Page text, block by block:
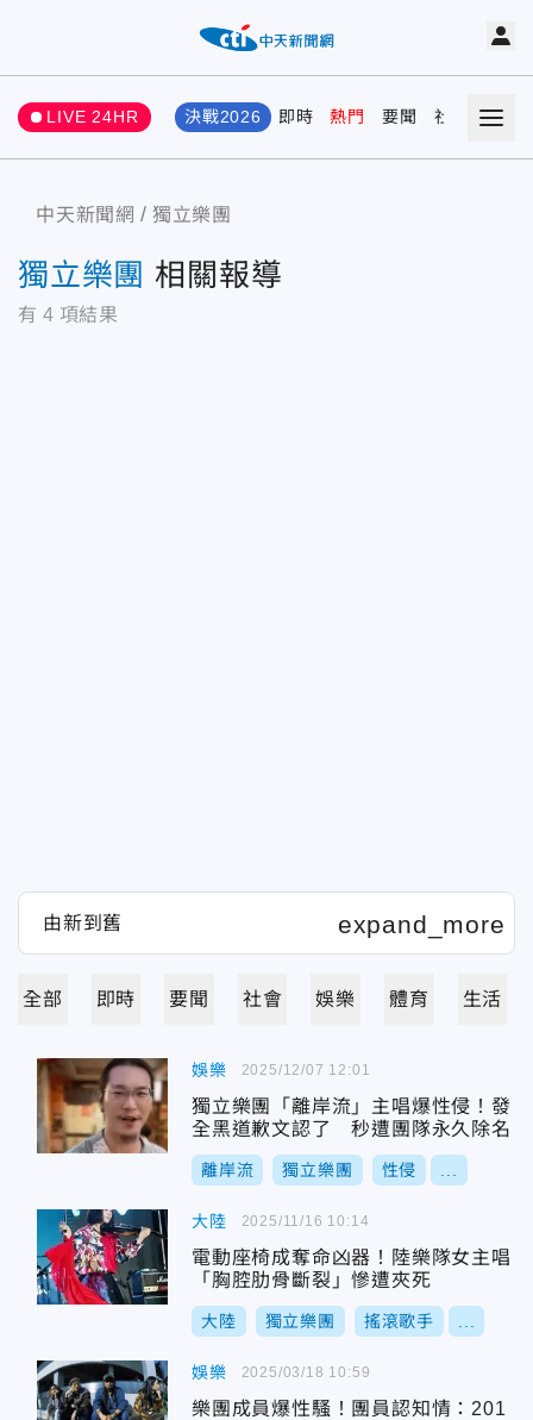
LIVE 24HR 決戰2026 即時 熱門 要聞 社會 娛樂
中天新聞網 獨立樂團
獨立樂團 相關報導
有 4 項結果
全部 即時 要聞 社會 娛樂 體育 生活
娛樂
獨立樂團「離岸流」主唱爆性侵！發
全黑道歉文認了 秒遭團隊永久除名
離岸流 獨立樂團 性侵
2025/12/07 12:01
大陸
電動座椅成奪命凶器！陸樂隊女主唱
「胸腔肋骨斷裂」慘遭夾死
大陸 獨立樂團 搖滾歌手
2025/11/16 10:14
娛樂
樂團成員爆性騷！團員認知情：201
2025/03/18 10:59